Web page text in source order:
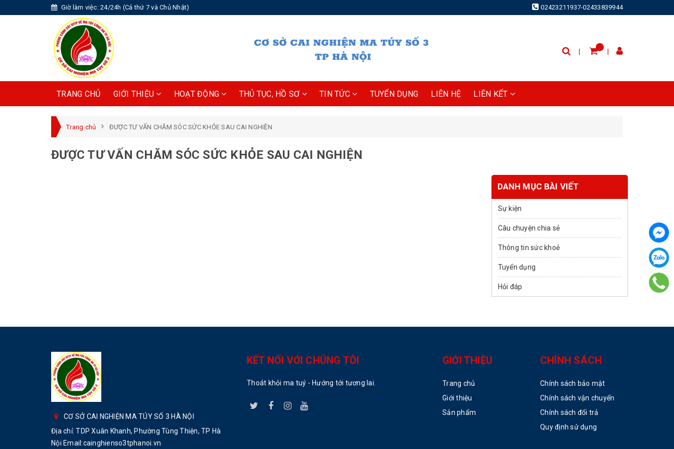
Giờ làm việc: 24/24h (Cả thứ 7 và Chủ Nhật) 02423211937-02433839944
TRANG CHỦ GIỚI THIỆU HOẠT ĐỘNG THỦ TỤC, HỒ SƠ TIN TỨC TUYỂN DỤNG LIÊN HỆ LIÊN KẾT
Trang chủ ĐƯỢC TƯ VẤN CHĂM SÓC SỨC KHỎE SAU CAI NGHIỆN
ĐƯỢC TƯ VẤN CHĂM SÓC SỨC KHỎE SAU CAI NGHIỆN
DANH MỤC BÀI VIẾT
Sự kiện
Câu chuyện chia sẻ
Thông tin sức khoẻ
Tuyển dụng
Hỏi đáp
CƠ SỞ CAI NGHIỆN MA TÚY SỐ 3 HÀ NỘI
Địa chỉ: TDP Xuân Khanh, Phường Tùng Thiện, TP Hà
Nội Email:cainghienso3tphanoi.vn
KẾT NỐI VỚI CHÚNG TÔI
Thoát khỏi ma tuý - Hướng tới tương lai.
GIỚI THIỆU
Trang chủ
Giới thiệu
Sản phẩm
CHÍNH SÁCH
Chính sách bảo mật
Chính sách vận chuyển
Chính sách đổi trả
Quy định sử dụng